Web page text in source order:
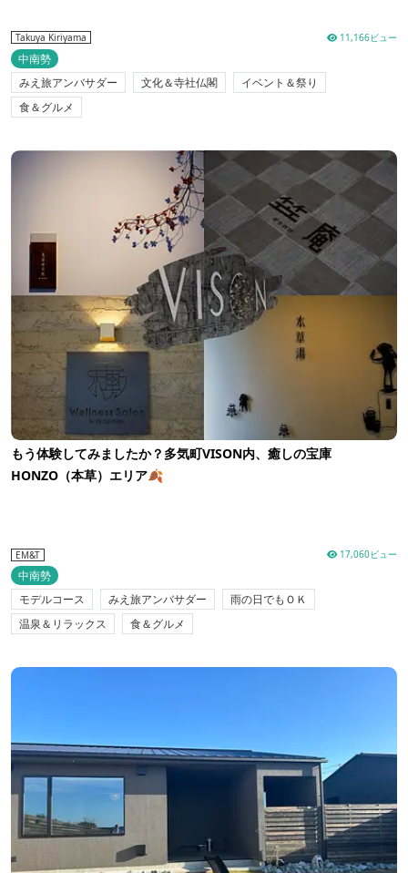
Takuya Kiriyama 11,166ビュー
中南勢
みえ旅アンバサダー
文化＆寺社仏閣
イベント＆祭り
食＆グルメ
もう体験してみましたか？多気町VISON内、癒しの宝庫
HONZO（本草）エリア🍂
EM&T 17,060ビュー
中南勢
モデルコース
みえ旅アンバサダー
雨の日でもＯＫ
温泉＆リラックス
食＆グルメ